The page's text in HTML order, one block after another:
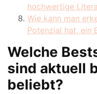
hochwertige
Wie kann man
Potenzial hat, ein
Welche
sind aktuell
beliebt?